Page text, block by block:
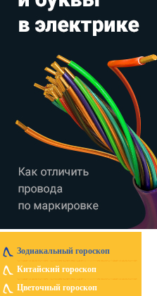
Зодиакальный гороскоп
Китайский гороскоп
Цветочный гороскоп